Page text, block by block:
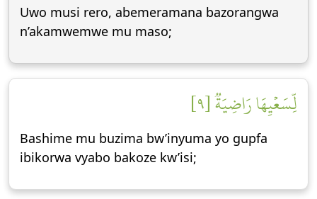
Uwo musi rero, abemeramana bazorangwa
n’akamwemwe mu maso;
لِّسَعۡيِهَا رَاضِيَةٞ [٩]
Bashime mu buzima bw’inyuma yo gupfa
ibikorwa vyabo bakoze kw’isi;